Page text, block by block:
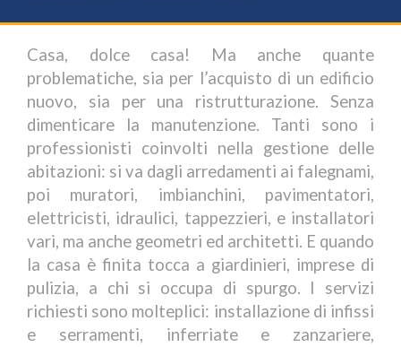
Casa, dolce casa! Ma anche quante
problematiche, sia per l’acquisto di un edificio
nuovo, sia per una ristrutturazione. Senza
dimenticare la manutenzione. Tanti sono i
professionisti coinvolti nella gestione delle
abitazioni: si va dagli arredamenti ai falegnami,
poi muratori, imbianchini, pavimentatori,
elettricisti, idraulici, tappezzieri, e installatori
vari, ma anche geometri ed architetti. E quando
la casa è finita tocca a giardinieri, imprese di
pulizia, a chi si occupa di spurgo. I servizi
richiesti sono molteplici: installazione di infissi
e serramenti, inferriate e zanzariere,